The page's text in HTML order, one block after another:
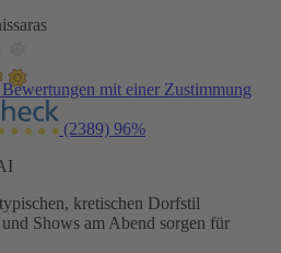
mit einer Zustimmung
(2389) 96%
kretischen Dorfstil
Shows am Abend sorgen für